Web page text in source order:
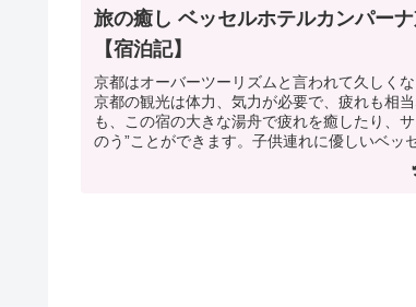
旅の癒し ベッセルホテルカンパー
【宿泊記】
京都はオーバーツーリズムと言われて久しくな
京都の観光は体力、気力が必要で、疲れも相
も、この宿の大きな湯舟で疲れを癒したり、サ
のう”ことができます。子供連れに優しいベッ